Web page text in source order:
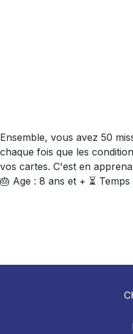
Ensemble, vous avez 50
chaque fois que les
vos cartes. C'est en
🎂 Age : 8 ans et + ⏳